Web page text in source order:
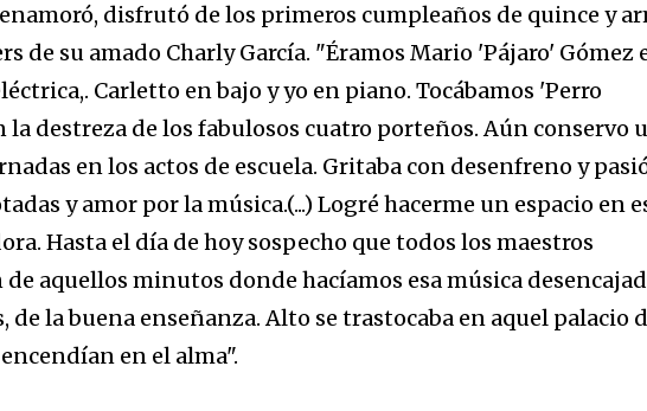
disfrutó de los primeros cumpleaños de quince y
de su amado Charly García. "Éramos Mario 'Pájaro' Gómez
Carletto en bajo y yo en piano. Tocábamos 'Perro
destreza de los fabulosos cuatro porteños. Aún conservo
en los actos de escuela. Gritaba con desenfreno y
y amor por la música.(...) Logré hacerme un espacio en
Hasta el día de hoy sospecho que todos los maestros
aquellos minutos donde hacíamos esa música
la buena enseñanza. Alto se trastocaba en aquel palacio
en el alma".